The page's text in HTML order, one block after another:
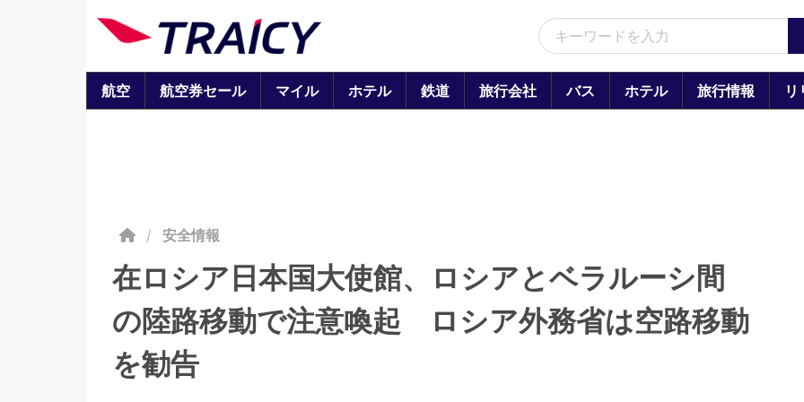
航空 航空券セール マイル ホテル 鉄道 旅行会社 バス ホテル 旅行情報 リ
/ 安全情報
在ロシア日本国大使館、ロシアとベラルーシ間
の陸路移動で注意喚起 ロシア外務省は空路移動
を勧告